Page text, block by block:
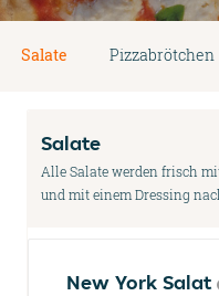
Salate Pizzabrötchen
Salate
Alle Salate werden frisch
und mit einem Dressing
New York Salat